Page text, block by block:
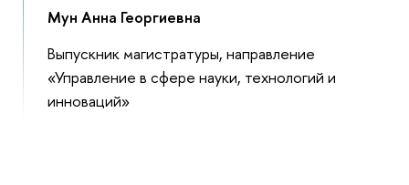
Мун Анна Георгиевна
Выпускник магистратуры, направление
«Управление в сфере науки, технологий и
инноваций»‎